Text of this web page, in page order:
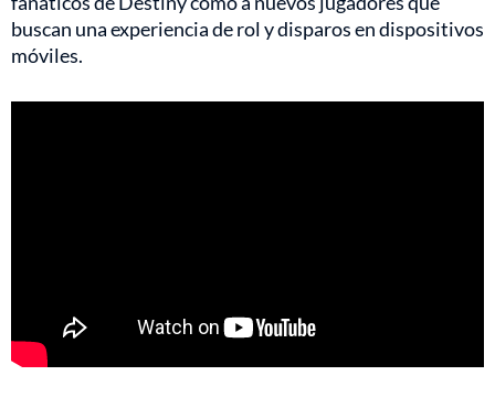
buscan una experiencia de rol y disparos en dispositivos
móviles.